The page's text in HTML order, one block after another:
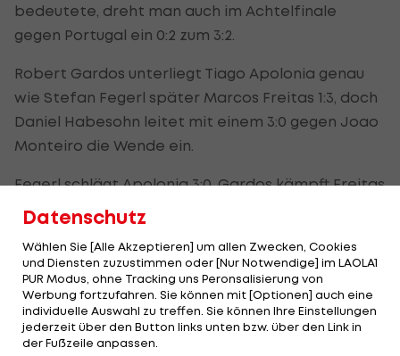
bedeutete, dreht man auch im Achtelfinale
gegen Portugal ein 0:2 zum 3:2.
Robert Gardos unterliegt Tiago Apolonia genau
wie Stefan Fegerl später Marcos Freitas 1:3, doch
Daniel Habesohn leitet mit einem 3:0 gegen Joao
Monteiro die Wende ein.
Fegerl schlägt Apolonia 3:0, Gardos kämpft Freitas
3:1 nieder und besiegelt so den Einzug ins
Da hat Österreich aber, wie häufig bei den
letzten großen Turnieren, kein Glück: Der Gegner
heißt schon früh China. Dieser Hürde stellen sich
die ÖTTV-Herren am Freitag ab 11:00 Uhr,
Datenschutz
Wählen Sie [Alle Akzeptieren] um allen Zwecken, Cookies
und Diensten zuzustimmen oder [Nur Notwendige] im LAOLA1
PUR Modus, ohne Tracking uns Peronsalisierung von
Werbung fortzufahren. Sie können mit [Optionen] auch eine
individuelle Auswahl zu treffen. Sie können Ihre Einstellungen
jederzeit über den Button links unten bzw. über den Link in
der Fußzeile anpassen.